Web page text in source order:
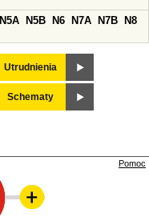
N5A N5B N6 N7A N7B
N8
Utrudnienia
Schematy
Pomoc